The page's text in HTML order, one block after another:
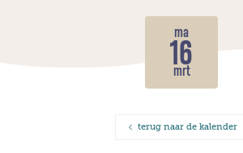
ma
16
mrt
terug naar de kalender